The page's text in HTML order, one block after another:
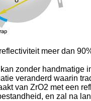
meer dan
zonder handmatige
veranderd waarin
van ZrO2 met een
en zal na